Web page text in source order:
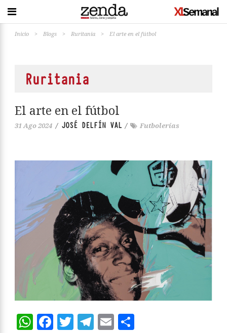
Inicio > Blogs > Ruritania > El arte en el fútbol
Ruritania
El arte en el fútbol
31 Ago 2024 / JOSÉ DELFÍN VAL / Futbolerías
WhatsApp
Facebook
Twitter
Telegram
Email